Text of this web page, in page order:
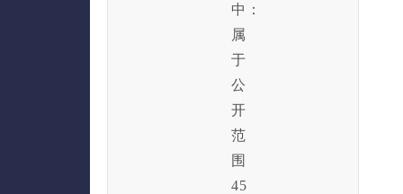
中：
属
于
公
开
范
围
45